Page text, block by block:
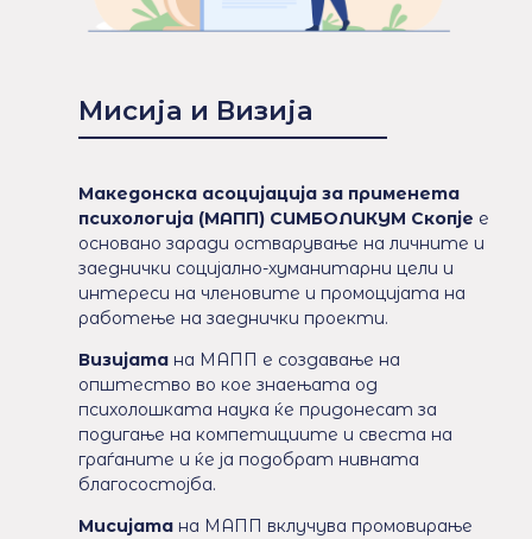
Mисија и Визија
Македонска асоцијација за применета
психологија (МАПП) СИМБОЛИКУМ Скопје е
основано заради остварување на личните и
заеднички социјално-хуманитарни цели и
интереси на членовите и промоцијата на
работење на заеднички проекти.
Визијатана МАПП е создавање на
општество во кое знаењата од
психолошката наука ќе придонесат за
подигање на компетициите и свеста на
граѓаните и ќе ја подобрат нивната
благосостојба.
Мисијатана МАПП вклучува промовирање